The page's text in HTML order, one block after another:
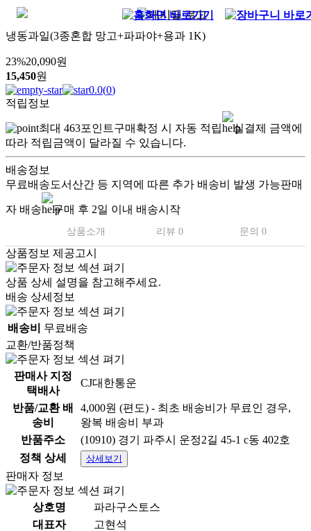
냉동과일(3종혼합 망고+파파야+용과 1K)
23%20,090원
15,450원
0.0(0)
적립정보
최대 463포인트구매확정 시 자동 적립
실결제 금액에
따라 적립금액이 달라질 수 있습니다.
배송정보
무료배송도서산간 등 지역에 따른 추가 배송비 발생 가능판매
자 배송 구매 후 2일 이내 배송시작
상품소개 리뷰 0 문의 0
상품정보 제공고시
상품 상세 설명을 참고해주세요.
배송 상세정보
배송비
무료배송
교환/반품정책
판매사 지정
택배사
CJ대한통운
반품/교환 배
송비
4,000원 (편도) - 최초 배송비가 무료인 경우,
왕복 배송비 부과
반품주소
(10910) 경기 파주시 운정2길 45-1 c동 402호
정책 상세
상세보기
판매자 정보
상호명
파라구스토스
대표자
고현석